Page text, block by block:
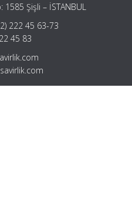
Şişli – İSTANBUL
222 45 63-73
45 83